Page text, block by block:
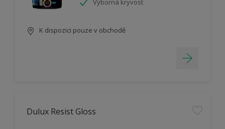
Výborná kryvost
K dispozici pouze v obchodě
Dulux Resist Gloss